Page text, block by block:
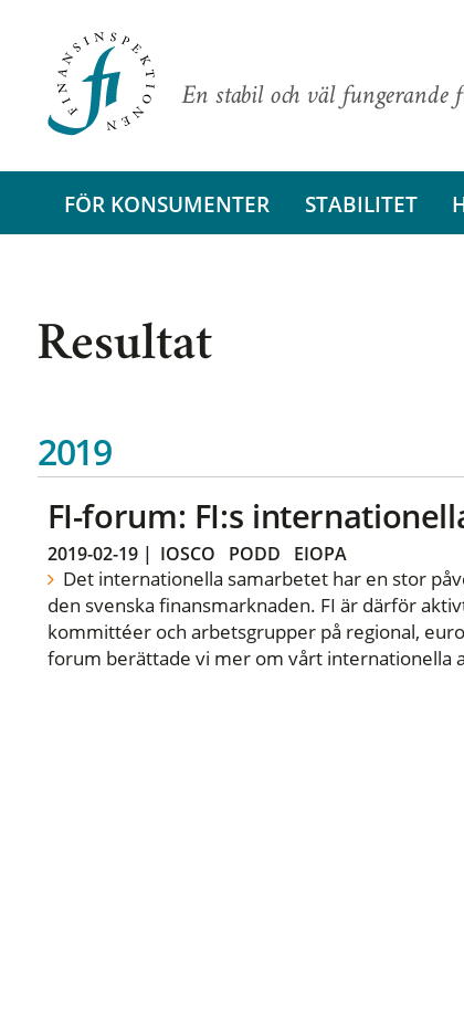
En stabil och väl
FÖR KONSUMENTER STABILITET
Resultat
2019
FI-forum: FI:s
2019-02-19| IOSCO PODD EIOPA
Det internationella samarbetet har en stor
den svenska finansmarknaden. FI är därför
kommittéer och arbetsgrupper på regional,
forum berättade vi mer om vårt internationella